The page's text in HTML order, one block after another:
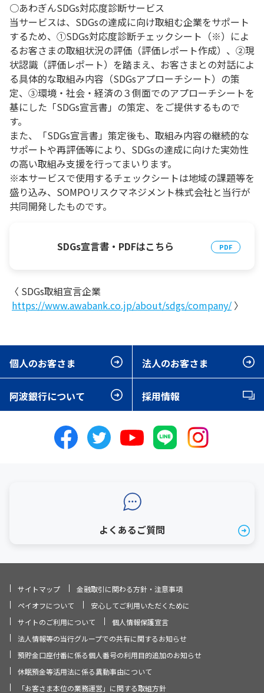
○あわぎんSDGs対応度診断サービス
当サービスは、SDGsの達成に向け取組む企業をサポート
するため、①SDGs対応度診断チェックシート（※）によ
るお客さまの取組状況の評価（評価レポート作成）、②現
状認識（評価レポート）を踏まえ、お客さまとの対話によ
る具体的な取組み内容（SDGsアプローチシート）の策
定、③環境・社会・経済の３側面でのアプローチシートを
基にした「SDGs宣言書」の策定、をご提供するもので
す。
また、「SDGs宣言書」策定後も、取組み内容の継続的な
サポートや再評価等により、SDGsの達成に向けた実効性
の高い取組み支援を行ってまいります。
※本サービスで使用するチェックシートは地域の課題等を
盛り込み、SOMPOリスクマネジメント株式会社と当行が
共同開発したものです。
SDGs宣言書・PDFはこちら
〈 SDGs取組宣言企業
https://www.awabank.co.jp/about/sdgs/company/ 〉
個人のお客さま 法人のお客さま
阿波銀行について 採用情報
よくあるご質問
サイトマップ
金融取引に関わる方針・注意事項
ペイオフについて
安心してご利用いただくために
サイトのご利用について
個人情報保護宣言
法人情報等の当行グループでの共有に関するお知らせ
預貯金口座付番に係る個人番号の利用目的追加のお知らせ
休眠預金等活用法に係る異動事由について
「お客さま本位の業務運営」に関する取組方針